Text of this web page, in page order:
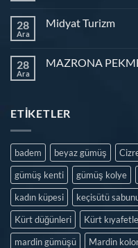
28
Ara
Midyat Turizm
28
Ara
MAZRONA
ETIKETLER
badem beyaz gümüş
gümüş kenti
gümüş kolye
kadın küpesi
keçisütü
Kürt düğünleri
Kürt
mardin gümüşü
Mardin